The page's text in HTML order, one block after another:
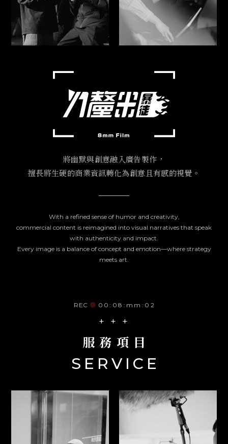
將幽默與創意融入廣告製作，
擅長將生硬的商業資訊轉化為創意且有感的視覺。
With a refined sense of humor and creativity,
commercial content is reimagined into visual narratives that speak
with authenticity and impact.
Every image is a balance of concept and emotion—where strategy
meets art.
REC ● 00:08:mm:02
+ + +
服務項目
SERVICE